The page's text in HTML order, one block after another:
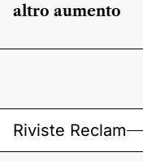
altro aumento
Riviste Reclam